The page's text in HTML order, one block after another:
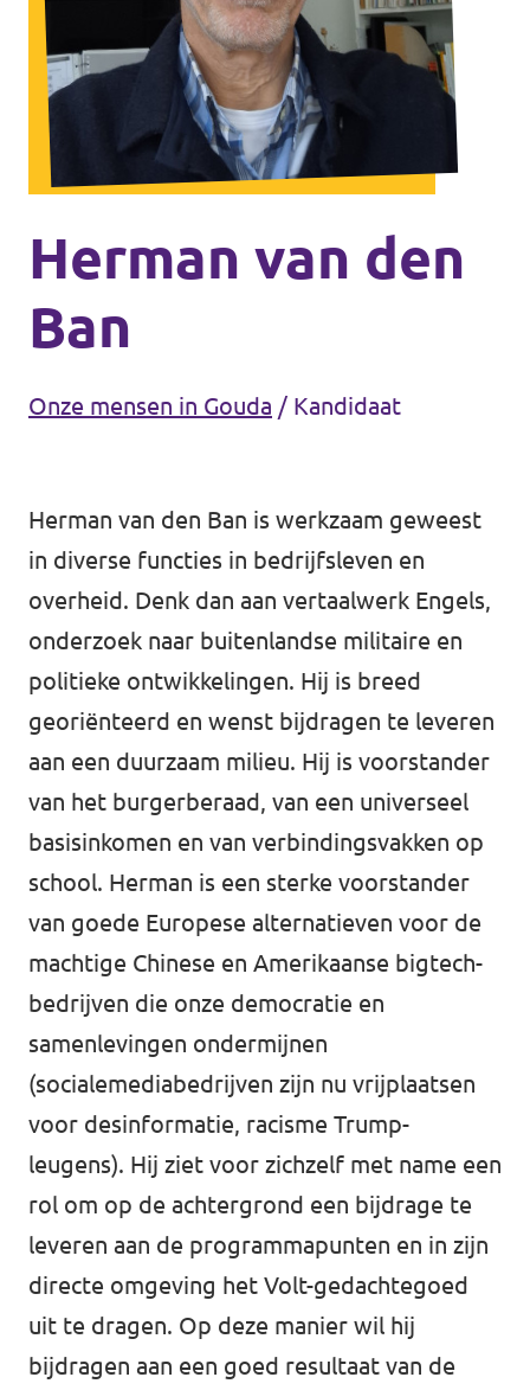
Communities
Delft
Den Haag
Leiden
Leidschendam-Voorburg
Bestuur Haag- en Rijnland
Bestuur Rotterdam Zuid-Holland Zuid
Vacatures
Vacatures Volt Zuid-Holland Zuid
Agenda
Herman van den
Ban
Onze mensen in Gouda / Kandidaat
Herman van den Ban is werkzaam geweest
in diverse functies in bedrijfsleven en
overheid. Denk dan aan vertaalwerk Engels,
onderzoek naar buitenlandse militaire en
politieke ontwikkelingen. Hij is breed
georiënteerd en wenst bijdragen te leveren
aan een duurzaam milieu. Hij is voorstander
van het burgerberaad, van een universeel
basisinkomen en van verbindingsvakken op
school. Herman is een sterke voorstander
van goede Europese alternatieven voor de
machtige Chinese en Amerikaanse bigtech-
bedrijven die onze democratie en
samenlevingen ondermijnen
(socialemediabedrijven zijn nu vrijplaatsen
voor desinformatie, racisme Trump-
leugens). Hij ziet voor zichzelf met name een
rol om op de achtergrond een bijdrage te
leveren aan de programmapunten en in zijn
directe omgeving het Volt-gedachtegoed
uit te dragen. Op deze manier wil hij
bijdragen aan een goed resultaat van de